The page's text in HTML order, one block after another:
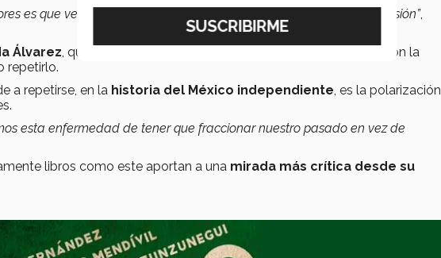
es que vean muchos puntos de vista para que ellos tomen la decisión”,
Álvarez, que se llevó a cabo el 10 de octubre, los autores indicaron la
repetirlo.
a repetirse, en la historia del México independiente, es la polarización
esta enfermedad de tener que fraccionar nuestro pasado en vez de
libros como este aportan a una mirada más crítica desde su